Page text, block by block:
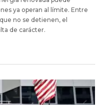
ya operan al límite. Entre
no se detienen, el
de carácter.